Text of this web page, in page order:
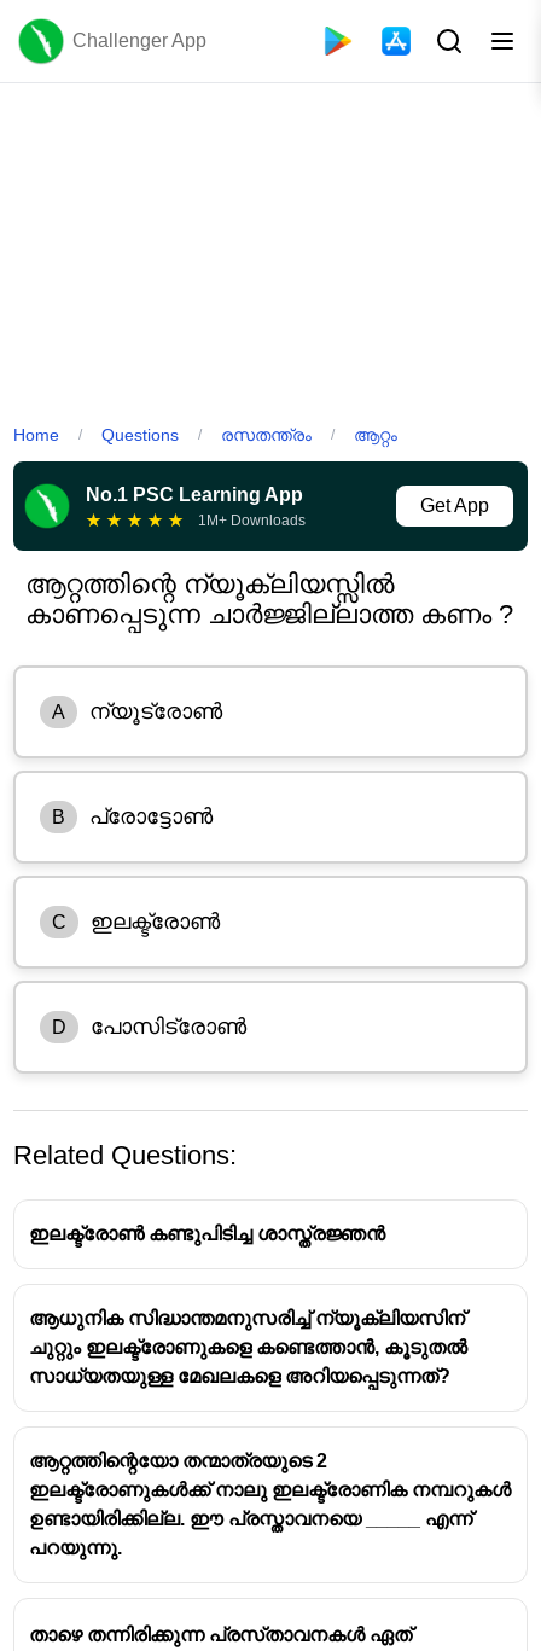
Challenger App
Home / Questions / രസതന്ത്രം / ആറ്റം
No.1 PSC Learning App
★ ★ ★ ★ ★ 1M+ Downloads
Get App
ആറ്റത്തിന്റെ ന്യൂക്ലിയസ്സിൽ
കാണപ്പെടുന്ന ചാർജ്ജില്ലാത്ത കണം ?
A ന്യൂട്രോൺ
B പ്രോട്ടോൺ
C ഇലക്ട്രോൺ
D പോസിട്രോൺ
ന്യൂട്രോൺ
ന്യൂട്രോൺ കണ്ടെത്തിയത് - ജെയിംസ്
ആറ്റത്തിലെ ചാർജില്ലാത്ത കണം
ഒരു ആറ്റത്തിലെ ഏറ്റവും ഭാരം കൂടിയ മൗലിക
കണം
ന്യൂക്ലിയസിൽ ന്യൂട്രോൺ ഇല്ലാത്ത
മൂലകം - ഹൈഡ്രജൻ
അറ്റോമിക നമ്പർ
Related Questions:
ഇലക്ട്രോൺ കണ്ടുപിടിച്ച ശാസ്ത്രജ്ഞൻ
ആധുനിക സിദ്ധാന്തമനുസരിച്ച് ന്യൂക്ലിയസിന്
ചുറ്റും ഇലക്ട്രോണുകളെ കണ്ടെത്താൻ, കൂടുതൽ
സാധ്യതയുള്ള മേഖലകളെ അറിയപ്പെടുന്നത്?
ആറ്റത്തിന്റെയോ തന്മാത്രയുടെ 2
ഇലക്ട്രോണുകൾക്ക് നാലു ഇലക്ട്രോണിക നമ്പറുകൾ
ഉണ്ടായിരിക്കില്ല. ഈ പ്രസ്താവനയെ _____ എന്ന്
പറയുന്നു.
താഴെ തന്നിരിക്കുന്ന പ്രസ്‌താവനകൾ ഏത്